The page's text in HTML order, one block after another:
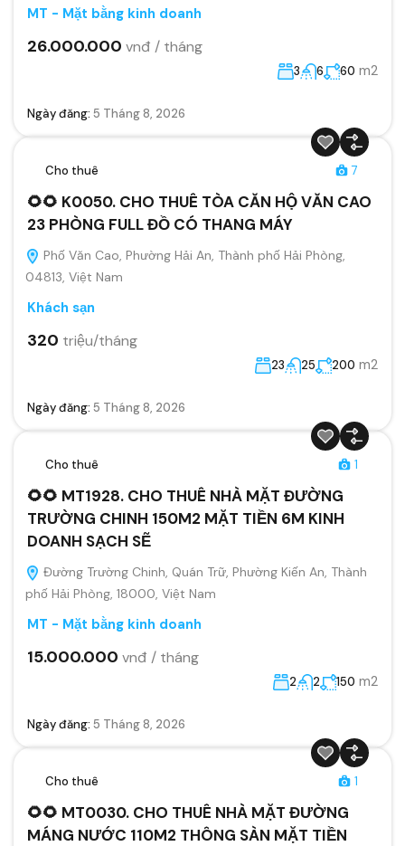
MT - Mặt bằng kinh doanh
26.000.000 vnđ / tháng
3 6 60 m2
Ngày đăng: 5 Tháng 8, 2026
Cho thuê 7
🌻🌻 K0050. CHO THUÊ TÒA CĂN HỘ VĂN CAO
23 PHÒNG FULL ĐỒ CÓ THANG MÁY
Phố Văn Cao, Phường Hải An, Thành phố Hải Phòng,
04813, Việt Nam
Khách sạn
320 triệu/tháng
23 25 200 m2
Ngày đăng: 5 Tháng 8, 2026
Cho thuê 1
🌻🌻 MT1928. CHO THUÊ NHÀ MẶT ĐƯỜNG
TRƯỜNG CHINH 150M2 MẶT TIỀN 6M KINH
DOANH SẠCH SẼ
Đường Trường Chinh, Quán Trữ, Phường Kiến An, Thành
phố Hải Phòng, 18000, Việt Nam
MT - Mặt bằng kinh doanh
15.000.000 vnđ / tháng
2 2 150 m2
Ngày đăng: 5 Tháng 8, 2026
Cho thuê 1
🌻🌻 MT0030. CHO THUÊ NHÀ MẶT ĐƯỜNG
MÁNG NƯỚC 110M2 THÔNG SÀN MẶT TIỀN